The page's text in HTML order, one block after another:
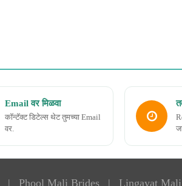
Email वर मिळवा
कॉन्टॅक्ट डिटेल्स थेट तुमच्या Email
वर.
| Phool Mali Brides | Lingayat